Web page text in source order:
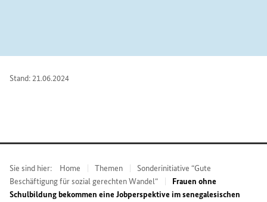
Stand: 21.06.2024
Sie sind hier: Home Themen
Sonderinitiative “Gute
Beschäftigung für sozial gerechten Wandel“
Frauen ohne
Schulbildung bekommen eine Jobperspektive im senegalesischen